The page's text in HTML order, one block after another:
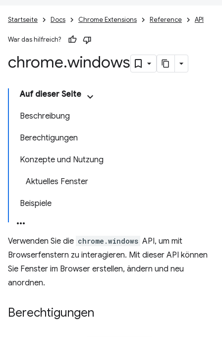
Startseite Docs Chrome Extensions Reference API
War das hilfreich?
chrome.windows
Auf dieser Seite
Beschreibung
Berechtigungen
Konzepte und Nutzung
Aktuelles Fenster
Beispiele
Verwenden Sie die chrome.windows API, um mit
Browserfenstern zu interagieren. Mit dieser API können
Sie Fenster im Browser erstellen, ändern und neu
anordnen.
Berechtigungen